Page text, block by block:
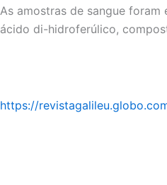
As amostras de sangue
ácido di-hidroferúlico,
https://